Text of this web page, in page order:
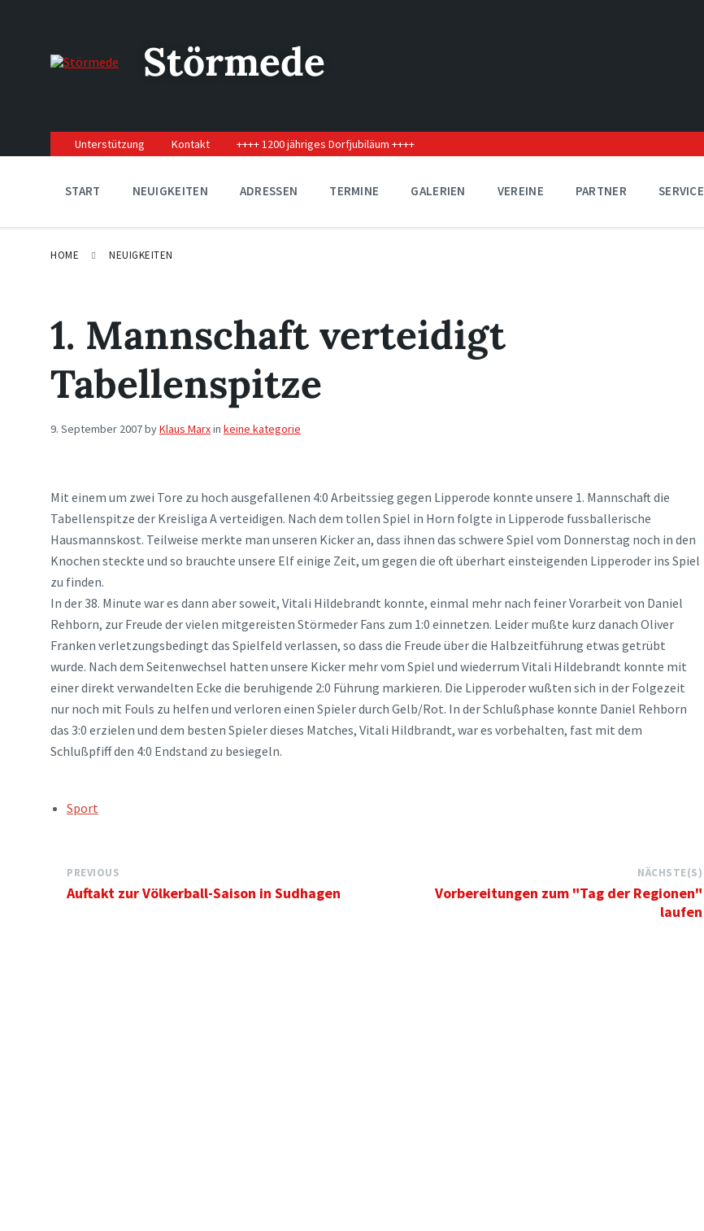
navigation
Störmede
Unterstützung Kontakt ++++ 1200 jähriges Dorfjubiläum ++++
START NEUIGKEITEN ADRESSEN TERMINE GALERIEN VEREINE PARTNER SERVICE
HOME NEUIGKEITEN
1. Mannschaft verteidigt
Tabellenspitze
9. September 2007byKlaus Marxin keine kategorie
Mit einem um zwei Tore zu hoch ausgefallenen 4:0 Arbeitssieg gegen Lipperode konnte unsere 1. Mannschaft die
Tabellenspitze der Kreisliga A verteidigen. Nach dem tollen Spiel in Horn folgte in Lipperode fussballerische
Hausmannskost. Teilweise merkte man unseren Kicker an, dass ihnen das schwere Spiel vom Donnerstag noch in den
Knochen steckte und so brauchte unsere Elf einige Zeit, um gegen die oft überhart einsteigenden Lipperoder ins Spiel
zu finden.
In der 38. Minute war es dann aber soweit, Vitali Hildebrandt konnte, einmal mehr nach feiner Vorarbeit von Daniel
Rehborn, zur Freude der vielen mitgereisten Störmeder Fans zum 1:0 einnetzen. Leider mußte kurz danach Oliver
Franken verletzungsbedingt das Spielfeld verlassen, so dass die Freude über die Halbzeitführung etwas getrübt
wurde. Nach dem Seitenwechsel hatten unsere Kicker mehr vom Spiel und wiederrum Vitali Hildebrandt konnte mit
einer direkt verwandelten Ecke die beruhigende 2:0 Führung markieren. Die Lipperoder wußten sich in der Folgezeit
nur noch mit Fouls zu helfen und verloren einen Spieler durch Gelb/Rot. In der Schlußphase konnte Daniel Rehborn
das 3:0 erzielen und dem besten Spieler dieses Matches, Vitali Hildbrandt, war es vorbehalten, fast mit dem
Schlußpfiff den 4:0 Endstand zu besiegeln.
TAGS:Sport
PREVIOUS
Auftakt zur Völkerball-Saison in Sudhagen
NÄCHSTE(S)
Vorbereitungen zum "Tag der Regionen"
laufen